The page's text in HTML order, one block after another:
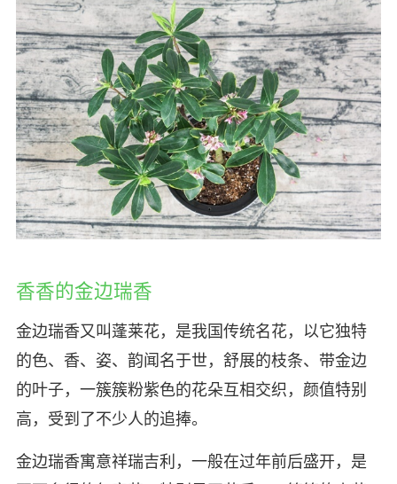
香香的金边瑞香
金边瑞香又叫蓬莱花，是我国传统名花，以它独特
的色、香、姿、韵闻名于世，舒展的枝条、带金边
的叶子，一簇簇粉紫色的花朵互相交织，颜值特别
高，受到了不少人的追捧。
金边瑞香寓意祥瑞吉利，一般在过年前后盛开，是